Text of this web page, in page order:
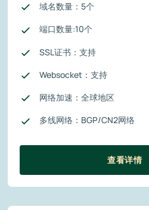
域名数量：5个
端口数量:10个
SSL证书：支持
Websocket：支持
网络加速：全球地区
多线网络：BGP/CN2网络
查看详情